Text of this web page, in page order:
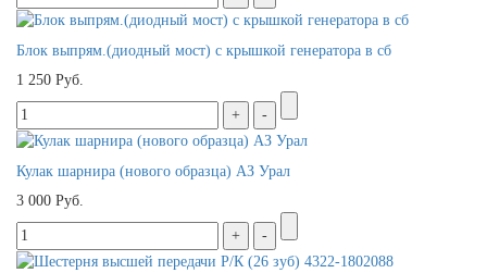
Блок выпрям.(диодный мост) с крышкой генератора в сб
1 250 Руб.
Кулак шарнира (нового образца) АЗ Урал
3 000 Руб.